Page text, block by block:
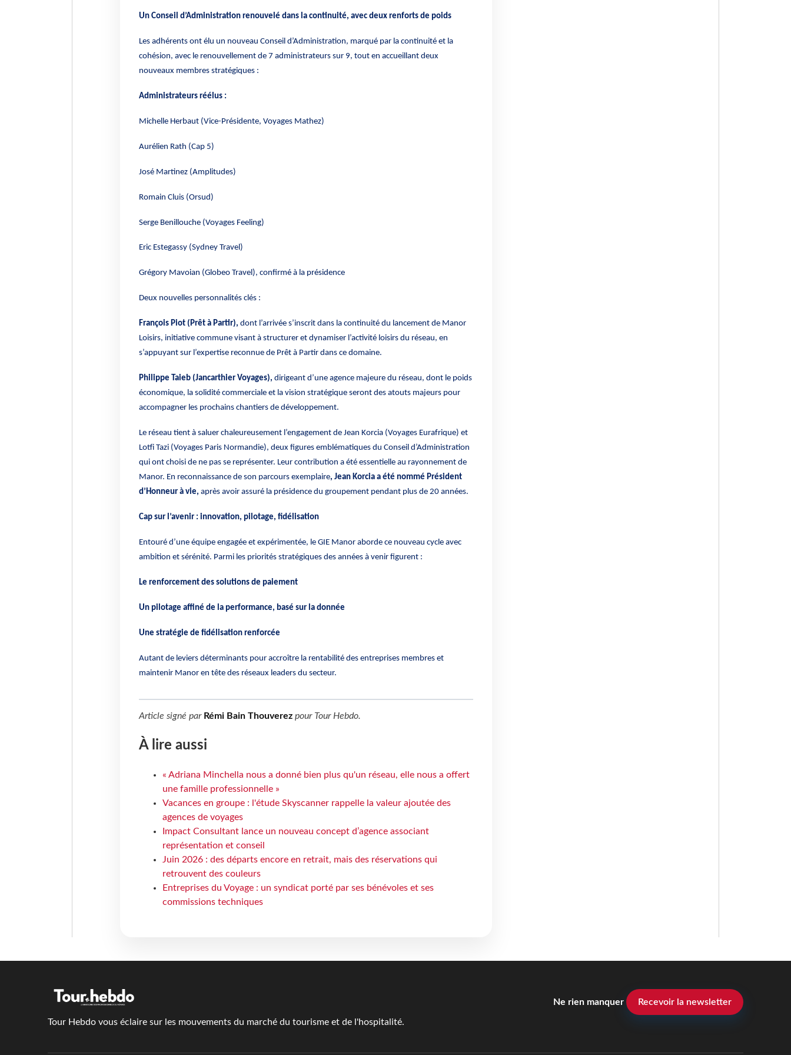
Un Conseil d’Administration renouvelé dans la continuité, avec deux renforts de poids
Les adhérents ont élu un nouveau Conseil d’Administration, marqué par la continuité et la
cohésion, avec le renouvellement de 7 administrateurs sur 9, tout en accueillant deux
nouveaux membres stratégiques :
Administrateurs réélus :
Michelle Herbaut (Vice-Présidente, Voyages Mathez)
Aurélien Rath (Cap 5)
José Martinez (Amplitudes)
Romain Cluis (Orsud)
Serge Benillouche (Voyages Feeling)
Eric Estegassy (Sydney Travel)
Grégory Mavoian (Globeo Travel), confirmé à la présidence
Deux nouvelles personnalités clés :
François Piot (Prêt à Partir), dont l’arrivée s’inscrit dans la continuité du lancement de Manor
Loisirs, initiative commune visant à structurer et dynamiser l’activité loisirs du réseau, en
s’appuyant sur l’expertise reconnue de Prêt à Partir dans ce domaine.
Philippe Taieb (Jancarthier Voyages), dirigeant d’une agence majeure du réseau, dont le poids
économique, la solidité commerciale et la vision stratégique seront des atouts majeurs pour
accompagner les prochains chantiers de développement.
Le réseau tient à saluer chaleureusement l’engagement de Jean Korcia (Voyages Eurafrique) et
Lotfi Tazi (Voyages Paris Normandie), deux figures emblématiques du Conseil d’Administration
qui ont choisi de ne pas se représenter. Leur contribution a été essentielle au rayonnement de
Manor. En reconnaissance de son parcours exemplaire, Jean Korcia a été nommé Président
d’Honneur à vie, après avoir assuré la présidence du groupement pendant plus de 20 années.
Cap sur l’avenir : innovation, pilotage, fidélisation
Entouré d’une équipe engagée et expérimentée, le GIE Manor aborde ce nouveau cycle avec
ambition et sérénité. Parmi les priorités stratégiques des années à venir figurent :
Le renforcement des solutions de paiement
Un pilotage affiné de la performance, basé sur la donnée
Une stratégie de fidélisation renforcée
Autant de leviers déterminants pour accroître la rentabilité des entreprises membres et
maintenir Manor en tête des réseaux leaders du secteur.
Article signé par Rémi Bain Thouverezpour Tour Hebdo.
À lire aussi
« Adriana Minchella nous a donné bien plus qu'un réseau, elle nous a offert
une famille professionnelle »
Vacances en groupe : l'étude Skyscanner rappelle la valeur ajoutée des
agences de voyages
Impact Consultant lance un nouveau concept d’agence associant
représentation et conseil
Juin 2026 : des départs encore en retrait, mais des réservations qui
retrouvent des couleurs
Entreprises du Voyage : un syndicat porté par ses bénévoles et ses
commissions techniques
Tour Hebdo vous éclaire sur les mouvements du marché du tourisme et de l'hospitalité.
Ne rien manquer Recevoir la newsletter